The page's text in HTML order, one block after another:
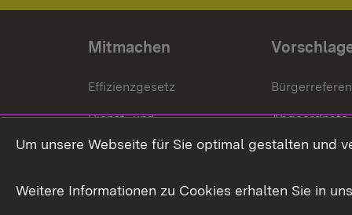
Mitmachen
Effizienzgesetz
Dienst- und
Versorgungsbezüge
Weitere
Abgeordnete
Um unsere Webseite für Sie optimal gestalten und
Weitere Informationen zu Cookies erhalten Sie in